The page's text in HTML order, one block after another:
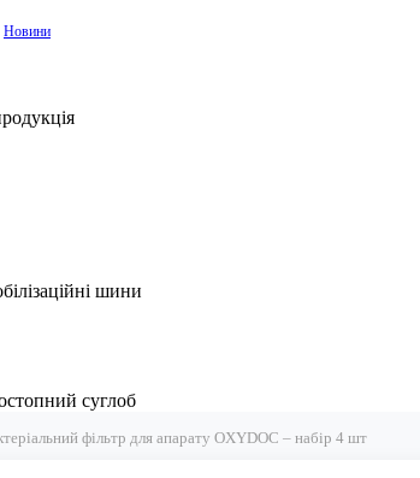
Новини
шини
суглоб
фільтр для апарату OXYDOC – набір 4 шт